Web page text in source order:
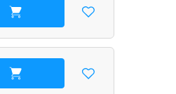
В корзину
В корзину